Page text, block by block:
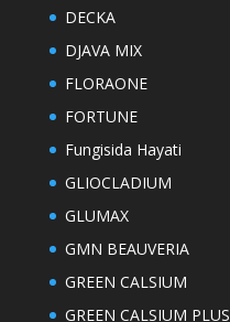
DECKA
DJAVA MIX
FLORAONE
FORTUNE
Fungisida Hayati
GLIOCLADIUM
GLUMAX
GMN BEAUVERIA
GREEN CALSIUM
GREEN CALSIUM PLUS